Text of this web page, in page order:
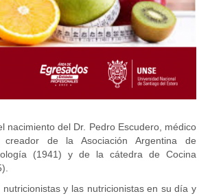
nacimiento del Dr. Pedro Escudero, médico
creador de la Asociación Argentina de
(1941) y de la cátedra de Cocina
nutricionistas y las nutricionistas en su día y